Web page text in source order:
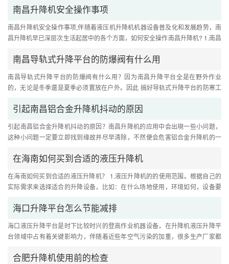
南昌升降机安全操作事项
南昌升降机安全操作事项,伴随着液压机升降机机器设备普及化和发展趋势，南
昌升降机早已深层次生活起居中的各个方面，如何安全操作南昌升降机? 1.南昌
南昌导轨式升降平台的防爆阀有什么用
南昌导轨式升降平台的防爆阀有什么用？因为南昌升降平台全是在野外作业
的，无论是冬季還是夏季必须置放在户外。因此 搞好导轨式升降平台的防寒工
引起南昌铝合金升降机抖动的原因
引起南昌铝合金升降机抖动的原因？南昌升降机的应用中会出現一些小问题，
这种小问题一定要立即找到缘故并尽早清除，不然便会危害铝合金升降机的一
在海南如何买到合适的液压升降机
在海南如何买到合适的液压升降机？ 1.液压升降机的的使用范围。根据自己的
实际需求来选择适合的升降设备，比如：在什么场地使用，环境如何，设备要
海口升降平台怎么节能减排
海口液压升降平台是时下比较时兴的登高作业机器设备，在升降机液压升降平
台领域中占有着关键影响力，伴随着近些年空气污染的加重，很多生产厂家都
合肥升降机使用前的检查